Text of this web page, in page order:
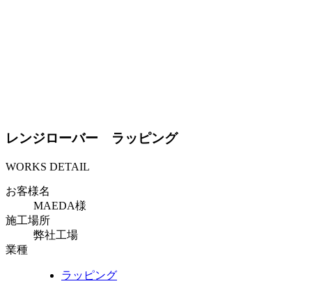
レンジローバー ラッピング
WORKS DETAIL
お客様名
MAEDA様
施工場所
弊社工場
業種
ラッピング